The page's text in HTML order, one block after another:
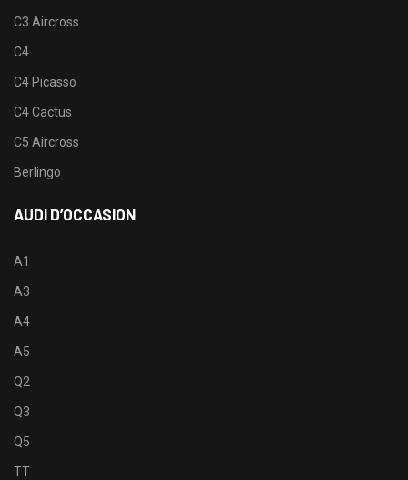
C3 Aircross
C4
C4 Picasso
C4 Cactus
C5 Aircross
Berlingo
AUDI D’OCCASION
A1
A3
A4
A5
Q2
Q3
Q5
TT